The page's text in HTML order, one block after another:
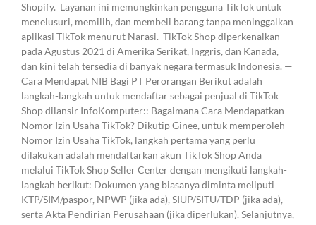
Shopify. Layanan ini memungkinkan pengguna TikTok untuk
menelusuri, memilih, dan membeli barang tanpa meninggalkan
aplikasi TikTok menurut Narasi. TikTok Shop diperkenalkan
pada Agustus 2021 di Amerika Serikat, Inggris, dan Kanada,
dan kini telah tersedia di banyak negara termasuk Indonesia. —
Cara Mendapat NIB Bagi PT Perorangan Berikut adalah
langkah-langkah untuk mendaftar sebagai penjual di TikTok
Shop dilansir InfoKomputer:: Bagaimana Cara Mendapatkan
Nomor Izin Usaha TikTok? Dikutip Ginee, untuk memperoleh
Nomor Izin Usaha TikTok, langkah pertama yang perlu
dilakukan adalah mendaftarkan akun TikTok Shop Anda
melalui TikTok Shop Seller Center dengan mengikuti langkah-
langkah berikut: Dokumen yang biasanya diminta meliputi
KTP/SIM/paspor, NPWP (jika ada), SIUP/SITU/TDP (jika ada),
serta Akta Pendirian Perusahaan (jika diperlukan). Selanjutnya,